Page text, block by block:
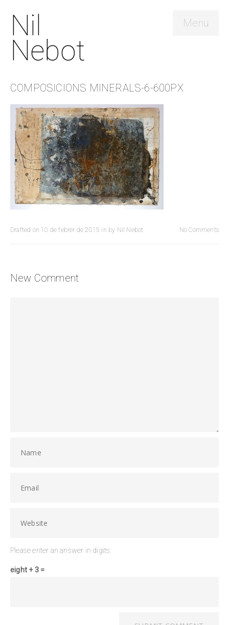
Menu
Nil
Nebot
COMPOSICIONS MINERALS-6-600PX
No Comments
Drafted on 10 de febrer de 2015 in by Nil Nebot
New Comment
Please enter an answer in digits:
eight + 3 =